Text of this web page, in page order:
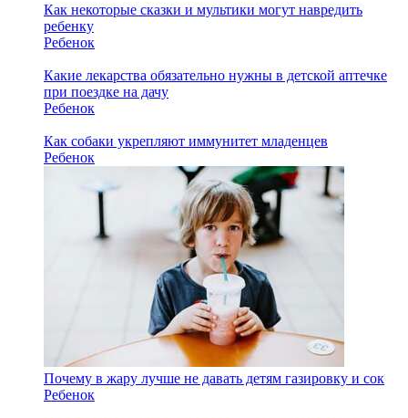
Как некоторые сказки и мультики могут навредить
ребенку
Ребенок
Какие лекарства обязательно нужны в детской аптечке
при поездке на дачу
Ребенок
Как собаки укрепляют иммунитет младенцев
Ребенок
Почему в жару лучше не давать детям газировку и сок
Ребенок